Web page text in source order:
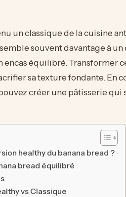
un classique de la cuisine
souvent davantage à
encas équilibré. Transformer
sa texture fondante. En
créer une pâtisserie qui
healthy du banana bread ?
bread équilibré
vs Classique